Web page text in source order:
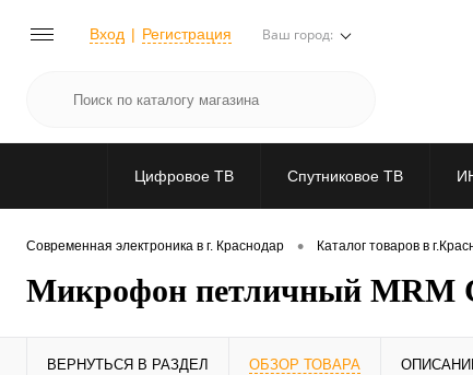
Вход Регистрация Ваш город:
Цифровое ТВ Спутниковое ТВ
Современная электроника в г. Краснодар • Каталог товаров в
Микрофон петличный MRM
ВЕРНУТЬСЯ В РАЗДЕЛ ОБЗОР ТОВАРА